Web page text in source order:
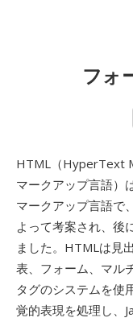
フォ
HTML（HyperText
マークアップ言語）
マークアップ言語で
よって考案され、後
ました。HTMLは見
表、フォーム、マル
タグのシステムを使
覚的表現を処理し、